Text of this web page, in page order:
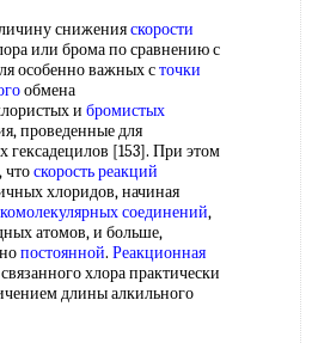
сниженияскорости
или брома по сравнению с
особенно важных сточки
обмена
и бромистых
проведенные для
гексадецилов [153]. При этом
чтоскорость реакций
хлоридов, начиная
соединений,
атомов, и больше,
постоянной. Реакционная
связанного хлора практически
длины алкильного